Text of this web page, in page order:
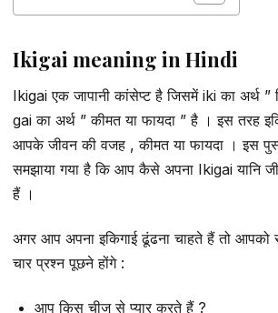
Ikigai meaning in Hindi
Ikigai एक जापानी कांसेप्ट है जिसमें iki का अर्थ ”
gai का अर्थ ” कीमत या फायदा ” है । इस तरह
आपके जीवन की वजह , कीमत या फायदा । इस
समझाया गया है कि आप कैसे अपना Ikigai यानि
हैं ।
अगर आप अपना इकिगाई ढूंढना चाहते हैं तो
चार प्रश्न पूछने होंगे :
आप किस चीज से प्यार करते हैं ?